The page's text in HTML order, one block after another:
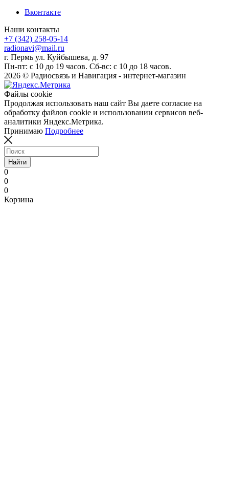
Вконтакте
Наши контакты
+7 (342) 258-05-14
radionavi@mail.ru
г. Пермь ул. Куйбышева, д. 97
Пн-пт: с 10 до 19 часов. Сб-вс: с 10 до 18 часов.
2026 © Радиосвязь и Навигация - интернет-магазин
Файлы cookie
Продолжая использовать наш сайт Вы даете согласие на
обработку файлов cookie и использовании сервисов веб-
аналитики Яндекс.Метрика.
Принимаю Подробнее
Найти
0
0
0
Корзина